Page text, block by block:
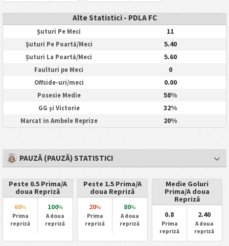
Alte Statistici - PDLA FC
Șuturi Pe Meci 11
Șuturi Pe Poartă/Meci 5.40
Șuturi La Poartă/Meci 5.60
Faulturi pe Meci 0
Offside-uri/meci 0.00
Posesie Medie 58%
GG și Victorie 32%
Marcat in Ambele Reprize 20%
PAUZĂ (PAUZĂ) STATISTICI
Peste 0.5 Prima/A
doua Repriză
60%
Prima
repriză
100%
A doua
repriză
Peste 1.5 Prima/A
doua Repriză
20%
Prima
repriză
80%
A doua
repriză
Medie Goluri
Prima/A doua
Repriză
0.8
Prima
repriză
2.40
A doua
repriză